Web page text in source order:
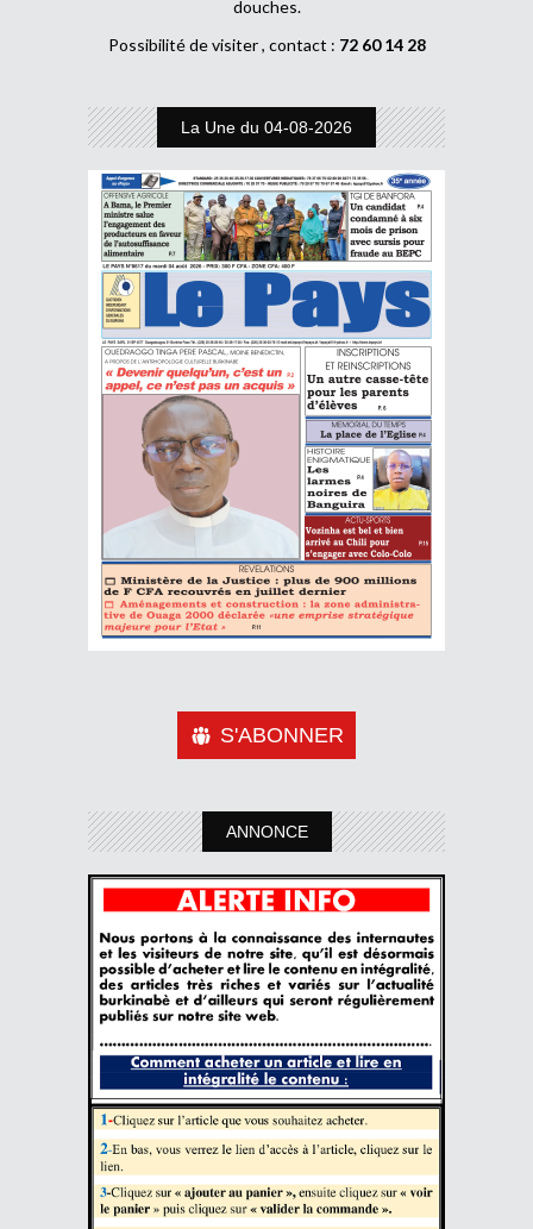
douches.
Possibilité de visiter , contact : 72 60 14 28
La Une du 04-08-2026
S'ABONNER
ANNONCE